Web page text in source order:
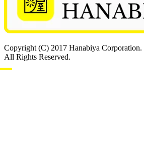
Copyright (C) 2017 Hanabiya Corporation.
All Rights Reserved.